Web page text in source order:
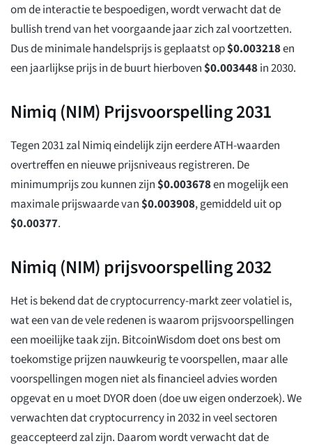
om de interactie te bespoedigen, wordt verwacht dat de
bullish trend van het voorgaande jaar zich zal voortzetten.
Dus de minimale handelsprijs is geplaatst op$0.003218en
een jaarlijkse prijs in de buurt hierboven$0.003448in 2030.
Nimiq (NIM) Prijsvoorspelling 2031
Tegen 2031 zal Nimiq eindelijk zijn eerdere ATH-waarden
overtreffen en nieuwe prijsniveaus registreren. De
minimumprijs zou kunnen zijn$0.003678en mogelijk een
maximale prijswaarde van$0.003908, gemiddeld uit op
$0.00377.
Nimiq (NIM) prijsvoorspelling 2032
Het is bekend dat de cryptocurrency-markt zeer volatiel is,
wat een van de vele redenen is waarom prijsvoorspellingen
een moeilijke taak zijn. BitcoinWisdom doet ons best om
toekomstige prijzen nauwkeurig te voorspellen, maar alle
voorspellingen mogen niet als financieel advies worden
opgevat en u moet DYOR doen (doe uw eigen onderzoek). We
verwachten dat cryptocurrency in 2032 in veel sectoren
geaccepteerd zal zijn. Daarom wordt verwacht dat de